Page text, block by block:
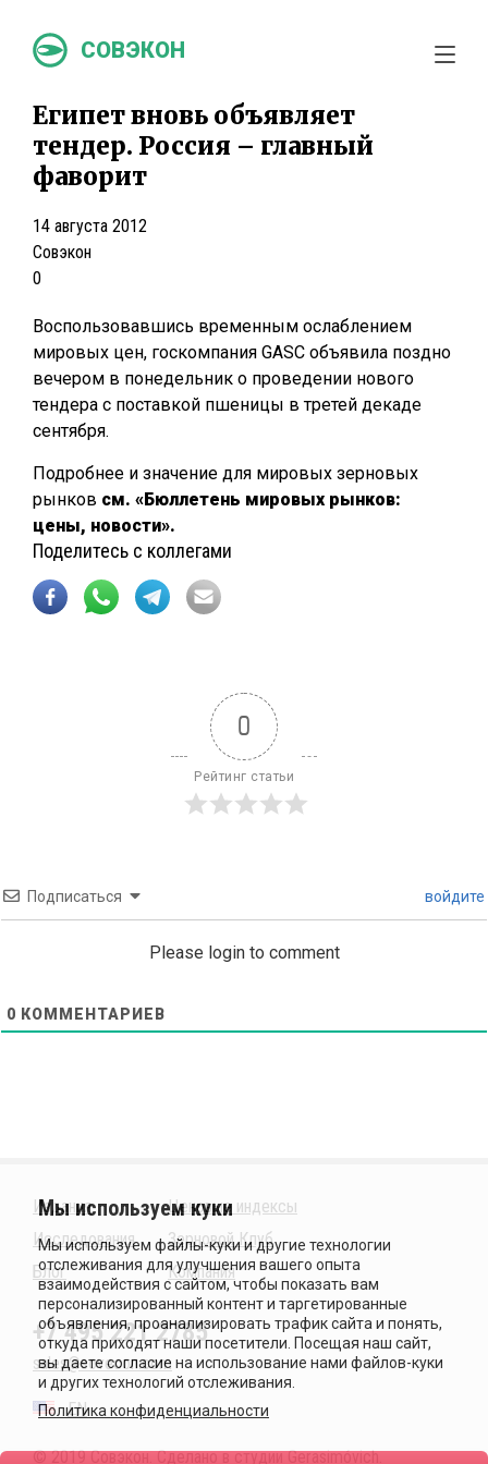
СОВЭКОН
Египет вновь объявляет
тендер. Россия – главный
фаворит
14 августа 2012
Совэкон
0
Воспользовавшись временным ослаблением
мировых цен, госкомпания GASC объявила поздно
вечером в понедельник о проведении нового
тендера c поставкой пшеницы в третей декаде
сентября.
Подробнее и значение для мировых зерновых
рынков см. «Бюллетень мировых рынков:
цены, новости».
Поделитесь с коллегами
0
Рейтинг статьи
Подписаться войдите
Please login to comment
0 КОММЕНТАРИЕВ
Издания
Исследования
Блог
Ценовые индексы
Зерновой Клуб
Компания
+7 495 221 2785
sales@sovecon.com
EN
© 2019 Совэкон. Сделано в студииGerasimóvich.
Политика конфиденциальности